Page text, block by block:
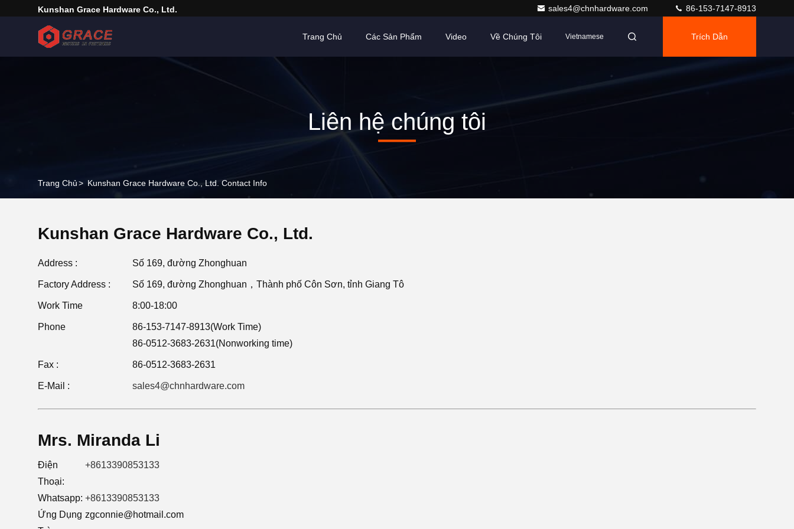
Kunshan Grace Hardware Co., Ltd. sales4@chnhardware.com 86-153-7147-8913
Trang Chủ Các Sản Phẩm Video Về Chúng Tôi Vietnamese Trích Dẫn
Liên hệ chúng tôi
Trang Chủ> Kunshan Grace Hardware Co., Ltd. Contact Info
Kunshan Grace Hardware Co., Ltd.
Address : Số 169, đường Zhonghuan
Factory Address : Số 169, đường Zhonghuan，Thành phố Côn Sơn, tỉnh Giang Tô
Work Time 8:00-18:00
Phone
86-153-7147-8913(Work Time)
86-0512-3683-2631(Nonworking time)
Fax : 86-0512-3683-2631
E-Mail : sales4@chnhardware.com
Mrs. Miranda Li
Điện
Thoại:
+8613390853133
Whatsapp: +8613390853133
Ứng Dụng zgconnie@hotmail.com